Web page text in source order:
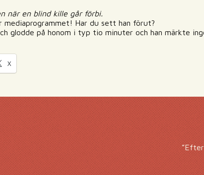
när en blind kille går förbi.
mediaprogrammet! Har du sett han förut?
glodde på honom i typ tio minuter och han märkte
X